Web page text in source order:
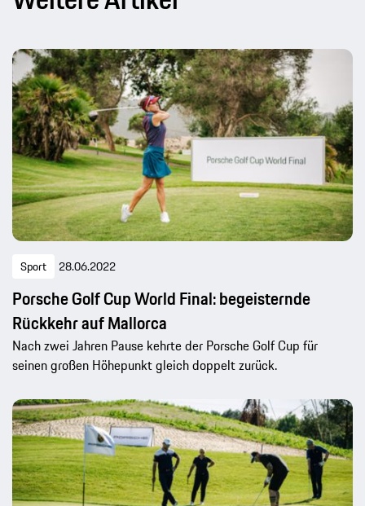
Sport 28.06.2022
Porsche Golf Cup World Final: begeisternde
Rückkehr auf Mallorca
Nach zwei Jahren Pause kehrte der Porsche Golf Cup für
seinen großen Höhepunkt gleich doppelt zurück.